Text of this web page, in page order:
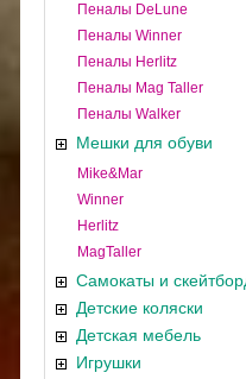
Пеналы DeLune
Пеналы Winner
Пеналы Herlitz
Пеналы Mag Taller
Пеналы Walker
Мешки для обуви
Mike&Mar
Winner
Herlitz
MagTaller
Самокаты и
Детские коляски
Детская мебель
Игрушки